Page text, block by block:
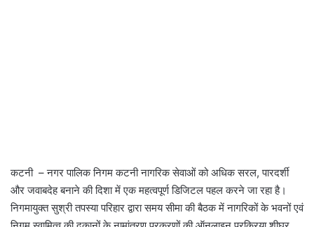
कटनी – नगर पालिक निगम कटनी नागरिक सेवाओं को अधिक सरल, पारदर्शी
और जवाबदेह बनाने की दिशा में एक महत्वपूर्ण डिजिटल पहल करने जा रहा है।
निगमायुक्त सुश्री तपस्या परिहार द्वारा समय सीमा की बैठक में नागरिकों के भवनों एवं